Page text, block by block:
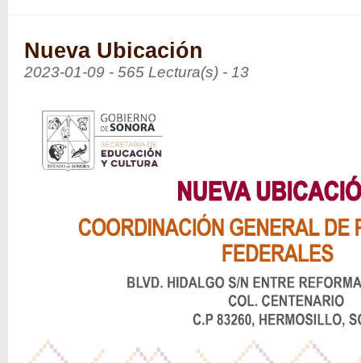
Nueva Ubicación
2023-01-09 - 565 Lectura(s) - 13